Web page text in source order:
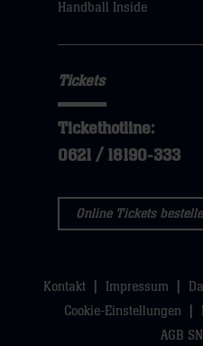
Handball Inside
Tickets
Tickethotline:
0621 / 18190-333
Online Tickets
Kontakt Impressum
Cookie-Einstellungen
AGB